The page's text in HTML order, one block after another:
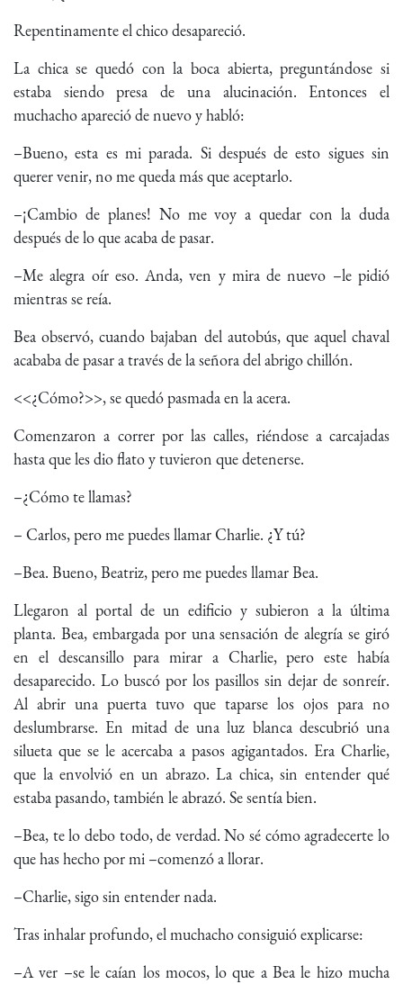
Repentinamente el chico desapareció.
La chica se quedó con la boca abierta, preguntándose si
estaba siendo presa de una alucinación. Entonces el
muchacho apareció de nuevo y habló:
–Bueno, esta es mi parada. Si después de esto sigues sin
querer venir, no me queda más que aceptarlo.
–¡Cambio de planes! No me voy a quedar con la duda
después de lo que acaba de pasar.
–Me alegra oír eso. Anda, ven y mira de nuevo –le pidió
mientras se reía.
Bea observó, cuando bajaban del autobús, que aquel chaval
acababa de pasar a través de la señora del abrigo chillón.
<<¿Cómo?>>, se quedó pasmada en la acera.
Comenzaron a correr por las calles, riéndose a carcajadas
hasta que les dio flato y tuvieron que detenerse.
–¿Cómo te llamas?
– Carlos, pero me puedes llamar Charlie. ¿Y tú?
–Bea. Bueno, Beatriz, pero me puedes llamar Bea.
Llegaron al portal de un edificio y subieron a la última
planta. Bea, embargada por una sensación de alegría se giró
en el descansillo para mirar a Charlie, pero este había
desaparecido. Lo buscó por los pasillos sin dejar de sonreír.
Al abrir una puerta tuvo que taparse los ojos para no
deslumbrarse. En mitad de una luz blanca descubrió una
silueta que se le acercaba a pasos agigantados. Era Charlie,
que la envolvió en un abrazo. La chica, sin entender qué
estaba pasando, también le abrazó. Se sentía bien.
–Bea, te lo debo todo, de verdad. No sé cómo agradecerte lo
que has hecho por mi –comenzó a llorar.
–Charlie, sigo sin entender nada.
Tras inhalar profundo, el muchacho consiguió explicarse:
–A ver –se le caían los mocos, lo que a Bea le hizo mucha